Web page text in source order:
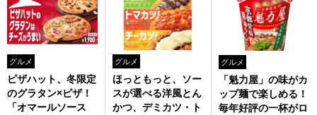
グルメ
ピザハット、冬限定
のグラタン×ピザ！
「オマールソース
グルメ
ほっともっと、ソー
スが選べる洋風とん
かつ、デミカツ・ト
グルメ
「魁力屋」の味がカ
ップ麺で楽しめる！
毎年好評の一杯がロ